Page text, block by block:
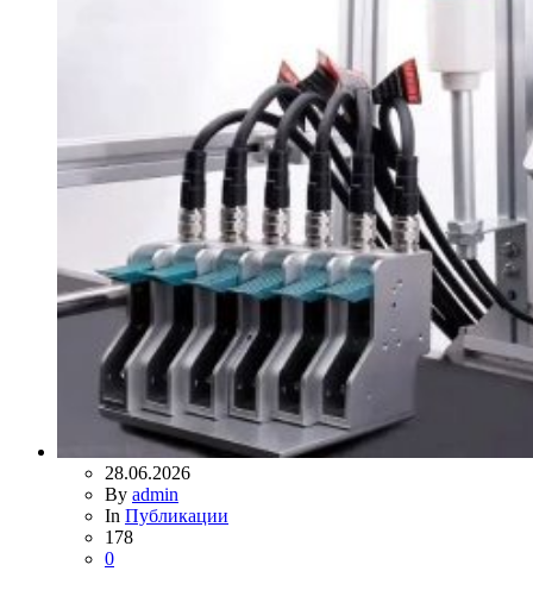
28.06.2026
By admin
In Публикации
178
0